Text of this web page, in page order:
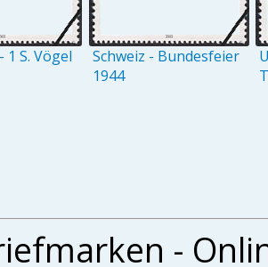
1 S. Vögel
Schweiz - Bundesfeier
1944
-